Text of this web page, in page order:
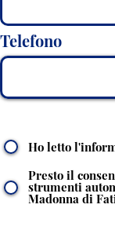
Telefono
Ho letto
Presto il
strumenti
Madonna di